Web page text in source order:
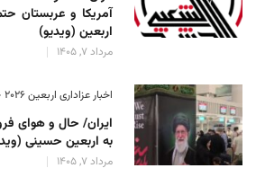
آمریکا و عربستان
اربعین (ویدیو)
مرداد 7, 1405
اخبار عزاداری اربعین ۲۰۲۶ - 51
ایران/ حال و هوای
به اربعین حسینی
مرداد 7, 1405